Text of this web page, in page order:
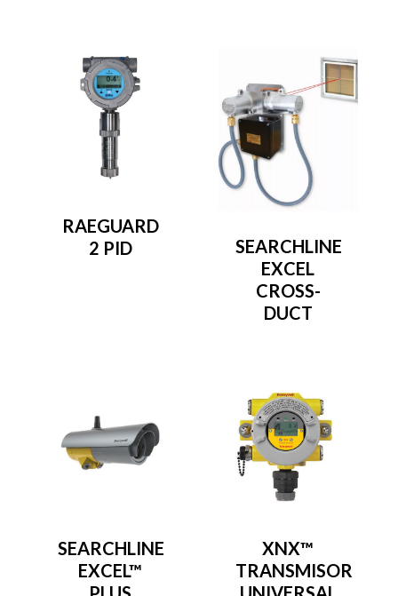
RAEGUARD
2 PID
SEARCHLINE
EXCEL
CROSS-
DUCT
SEARCHLINE
EXCEL™
XNX™
TRANSMISOR